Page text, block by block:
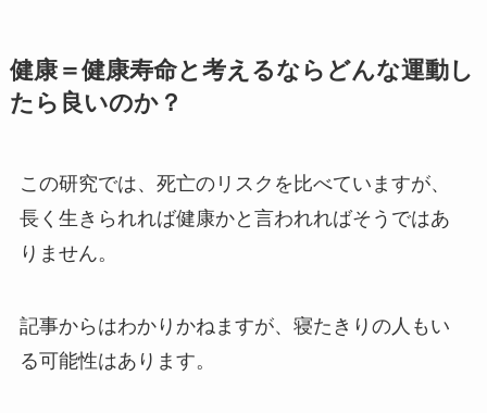
健康＝健康寿命と考えるならどんな運動し
たら良いのか？
この研究では、死亡のリスクを比べていますが、
長く生きられれば健康かと言われればそうではあ
りません。
記事からはわかりかねますが、寝たきりの人もい
る可能性はあります。